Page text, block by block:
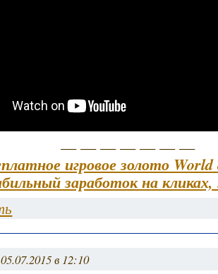
— — — — — — —
игровое золото
заработок на кликах,
05.07.2015 в 12:10